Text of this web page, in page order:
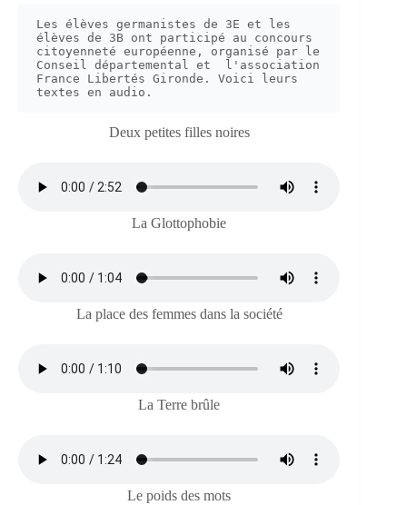
Les élèves germanistes de 3E et les
élèves de 3B ont participé au concours
citoyenneté européenne, organisé par le
Conseil départemental et  l'association
France Libertés Gironde. Voici leurs
textes en audio.
Deux petites filles noires
La Glottophobie
La place des femmes dans la société
La Terre brûle
Le poids des mots